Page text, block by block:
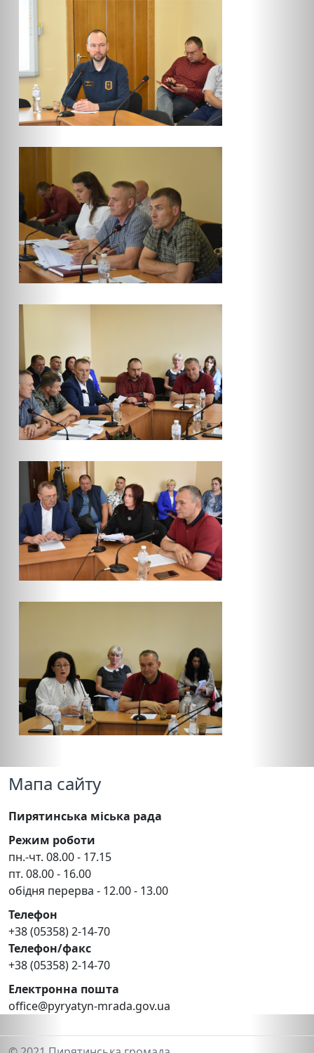
Мапа сайту
Пирятинська міська рада
Режим роботи
пн.-чт. 08.00 - 17.15
пт. 08.00 - 16.00
обідня перерва - 12.00 - 13.00
Телефон
+38 (05358) 2-14-70
Телефон/факс
+38 (05358) 2-14-70
Електронна пошта
office@pyryatyn-mrada.gov.ua